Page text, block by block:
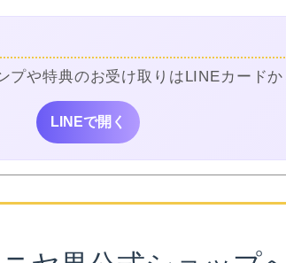
プや特典のお受け取りはLINEカード
LINEで開く